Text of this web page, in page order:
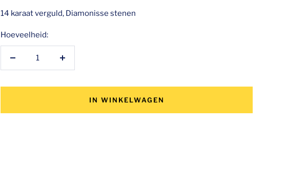
14 karaat verguld, Diamonisse stenen
Hoeveelheid:
Hoeveelheid
Hoeveelheid
IN WINKELWAGEN